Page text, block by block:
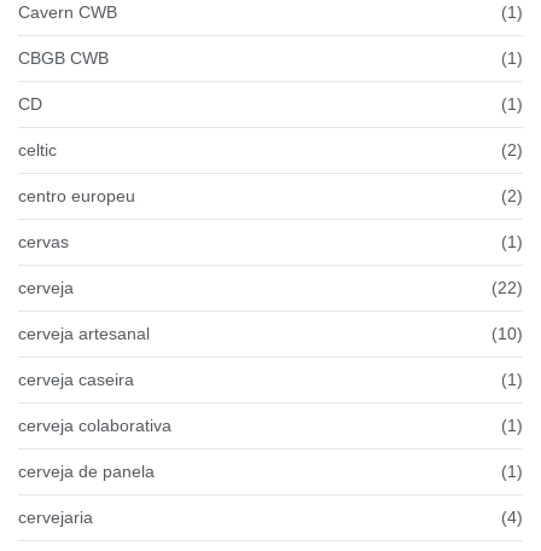
Cavern CWB (1)
CBGB CWB (1)
CD (1)
celtic (2)
centro europeu (2)
cervas (1)
cerveja (22)
cerveja artesanal (10)
cerveja caseira (1)
cerveja colaborativa (1)
cerveja de panela (1)
cervejaria (4)